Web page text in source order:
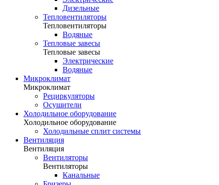
Дизельные
Тепловентиляторы
Тепловентиляторы
Водяные
Тепловые завесы
Тепловые завесы
Электрические
Водяные
Микроклимат
Микроклимат
Рециркуляторы
Осушители
Холодильное оборудование
Холодильное оборудование
Холодильные сплит системы
Вентиляция
Вентиляция
Вентиляторы
Вентиляторы
Канальные